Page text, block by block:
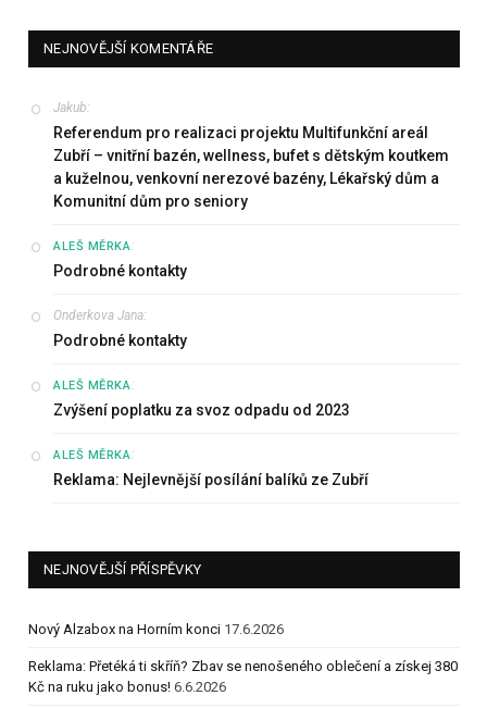
NEJNOVĚJŠÍ KOMENTÁŘE
Jakub:
Referendum pro realizaci projektu Multifunkční areál
Zubří – vnitřní bazén, wellness, bufet s dětským koutkem
a kuželnou, venkovní nerezové bazény, Lékařský dům a
Komunitní dům pro seniory
ALEŠ MĚRKA:
Podrobné kontakty
Onderkova Jana:
Podrobné kontakty
ALEŠ MĚRKA:
Zvýšení poplatku za svoz odpadu od 2023
ALEŠ MĚRKA:
Reklama: Nejlevnější posílání balíků ze Zubří
NEJNOVĚJŠÍ PŘÍSPĚVKY
Nový Alzabox na Horním konci 17.6.2026
Reklama: Přetéká ti skříň? Zbav se nenošeného oblečení a získej 380
Kč na ruku jako bonus! 6.6.2026